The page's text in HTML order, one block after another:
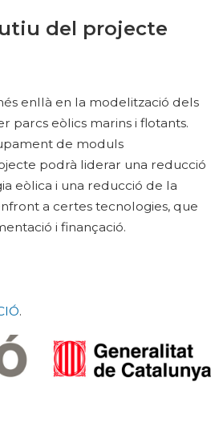
del projecte
enllà en la modelització dels
parcs eòlics marins i flotants.
de moduls
podrà liderar una reducció
eòlica i una reducció de la
a certes tecnologies, que
i finançació.
.